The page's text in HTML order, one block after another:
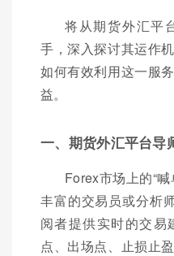
将从期货外汇平
手，深入探讨其运作
如何有效利用这一服
益。
一、期货外汇平台导
Forex市场上的“
丰富的交易员或分析
阅者提供实时的交易
点、出场点、止损止